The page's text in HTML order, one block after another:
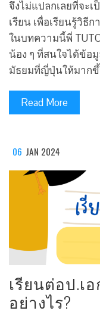
จึงไม่แปลกเลยที่จะ
เรียน เพื่อเรียนรู้วิ
ในบทความนี้พี่
น้อง ๆ ที่สนใจได้ข้อ
มัธยมที่ญี่ปุ่นให้มากขึ้
Read More
06 JAN 2024
เรียนต่อป.เ
อย่างไร?